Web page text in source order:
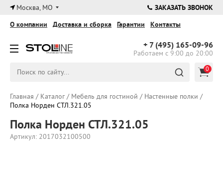
×
Москва, МО ЗАКАЗАТЬ ЗВОНОК
+ 7 (495) 165-09-96
Работаем с 9:00 до 20:00
О компании Доставка и сборка Гарантии Контакты
0
Главная / Каталог/ Мебель для гостиной / Настенные полки /
Полка Норден СТЛ.321.05
Полка Норден СТЛ.321.05
Артикул: 2017032100500